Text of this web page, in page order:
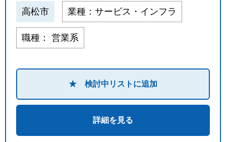
高松市 業種：サービス・インフラ
職種： 営業系
★ 検討中リストに追加
詳細を見る